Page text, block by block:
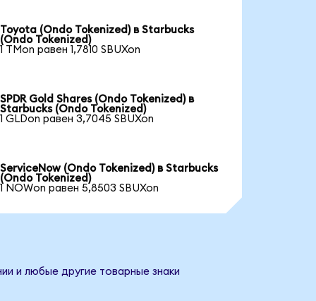
Toyota (Ondo Tokenized) в Starbucks
(Ondo Tokenized)
1 TMon равен 1,7810 SBUXon
SPDR Gold Shares (Ondo Tokenized) в
Starbucks (Ondo Tokenized)
1 GLDon равен 3,7045 SBUXon
ServiceNow (Ondo Tokenized) в Starbucks
(Ondo Tokenized)
1 NOWon равен 5,8503 SBUXon
и любые другие товарные знаки